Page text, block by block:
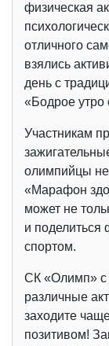
физическая
отличного
взялись
день с
«Бодрое
Участникам
олимпийцы не
«Марафон
может не
и поделиться
спортом.
СК «Олимп» с
различные
заходите
позитивом!